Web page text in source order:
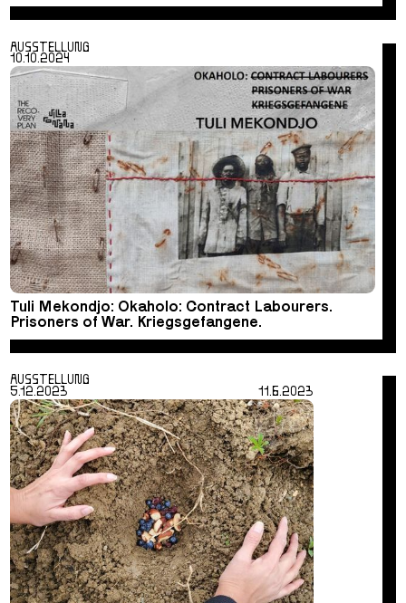
AUSSTELLUNG
10.10.2024
Tuli Mekondjo: Okaholo: Contract Labourers.
Prisoners of War. Kriegsgefangene.
AUSSTELLUNG
5.12.2023
11.6.2023